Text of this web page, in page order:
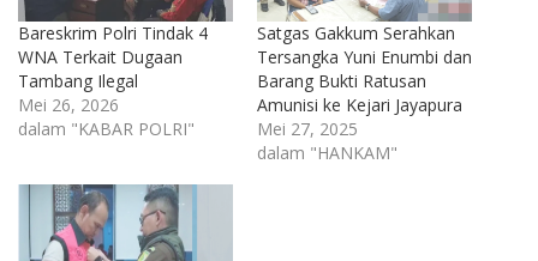
Bareskrim Polri Tindak 4
WNA Terkait Dugaan
Tambang Ilegal
Mei 26, 2026
dalam "KABAR POLRI"
Satgas Gakkum Serahkan
Tersangka Yuni Enumbi dan
Barang Bukti Ratusan
Amunisi ke Kejari Jayapura
Mei 27, 2025
dalam "HANKAM"